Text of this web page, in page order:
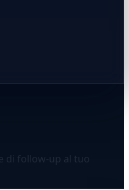
di follow-up al tuo